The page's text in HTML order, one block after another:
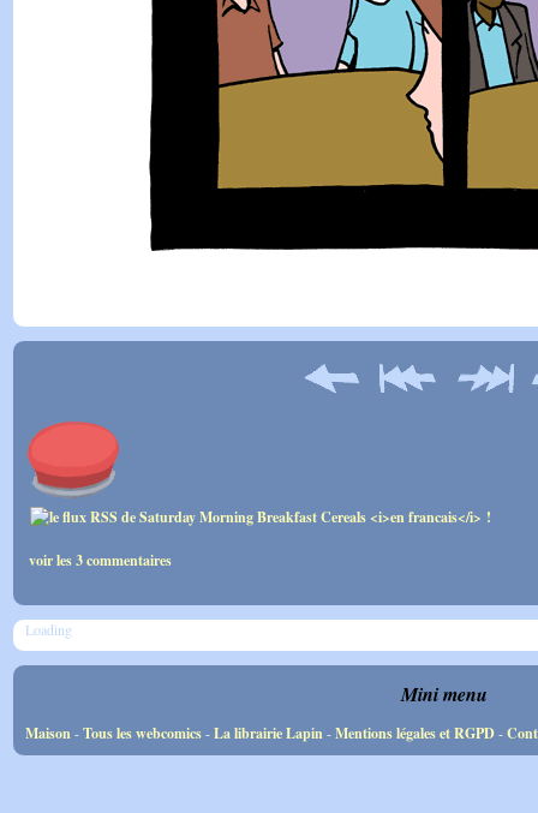
voir les 3 commentaires
Loading
Mini menu
Maison-Tous les webcomics-La librairie Lapin-Mentions légales et RGPD-